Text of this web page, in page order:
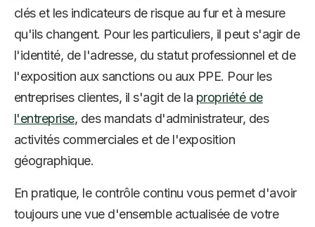
clés et les indicateurs de risque au fur et à mesure
qu'ils changent. Pour les particuliers, il peut s'agir de
l'identité, de l'adresse, du statut professionnel et de
l'exposition aux sanctions ou aux PPE. Pour les
entreprises clientes, il s'agit de la propriété de
l'entreprise, des mandats d'administrateur, des
activités commerciales et de l'exposition
géographique.
En pratique, le contrôle continu vous permet d'avoir
toujours une vue d'ensemble actualisée de votre